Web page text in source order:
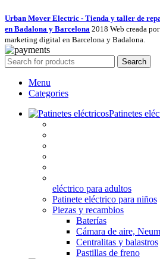
Urban Mover Electric - Tienda y taller de
en Badalona y Barcelona 2018 Web creada por
marketing digital en Barcelona y Badalona.
Search
Menu
Categories
Patinetes
eléctrico para adultos
Patinete eléctrico para niños
Piezas y recambios
Baterías
Cámara de aire,
Centralitas y balastros
Pastillas de freno